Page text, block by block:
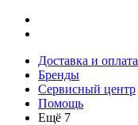
Доставка и оплата
Бренды
Сервисный центр
Помощь
Ещё 7